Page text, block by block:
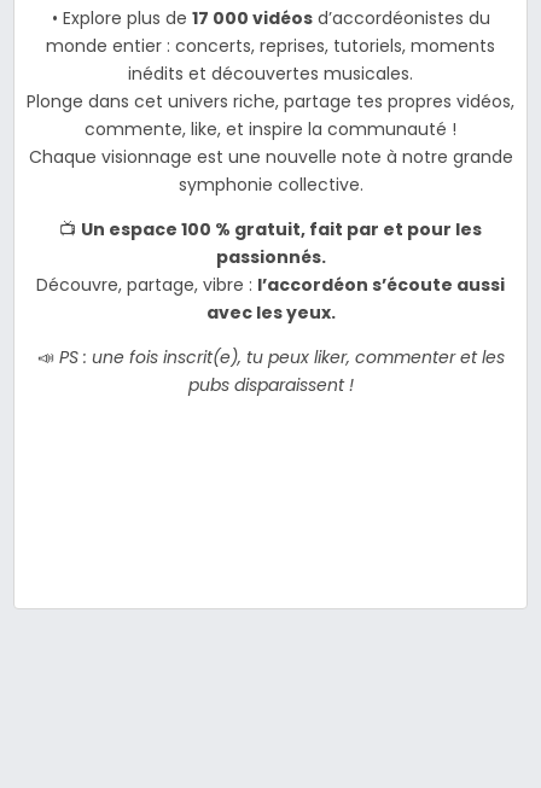
• Explore plus de 17 000 vidéosd’accordéonistes du
monde entier : concerts, reprises, tutoriels, moments
inédits et découvertes musicales.
Plonge dans cet univers riche, partage tes propres vidéos,
commente, like, et inspire la communauté !
Chaque visionnage est une nouvelle note à notre grande
symphonie collective.
📺 Un espace 100 % gratuit, fait par et pour les
passionnés.
Découvre, partage, vibre : l’accordéon s’écoute aussi
avec les yeux.
📣 PS : une fois inscrit(e), tu peux liker, commenter et les
pubs disparaissent !